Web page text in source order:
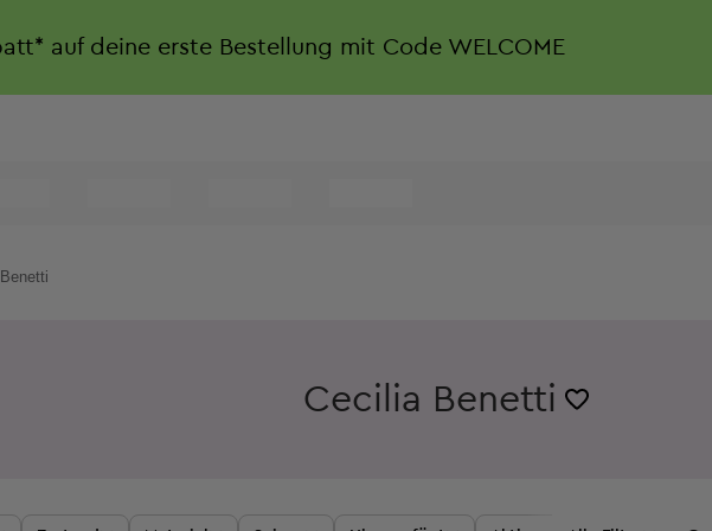
auf deine erste Bestellung mit Code WELCOME
Cecilia Benetti